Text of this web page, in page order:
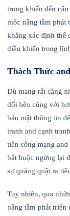
trong khiến đến
mốc nâng tầm phát
khẳng xác định thế
điều khiển trong
Thách Thức
Dù mang rất càng
đối bên cùng với
bảo mật thông tin
tranh and cạnh
tiến công mạng
bắt buộc ngừng lại
sự quăng quật ra
Tuy nhiên, qua
nâng tầm phát triển